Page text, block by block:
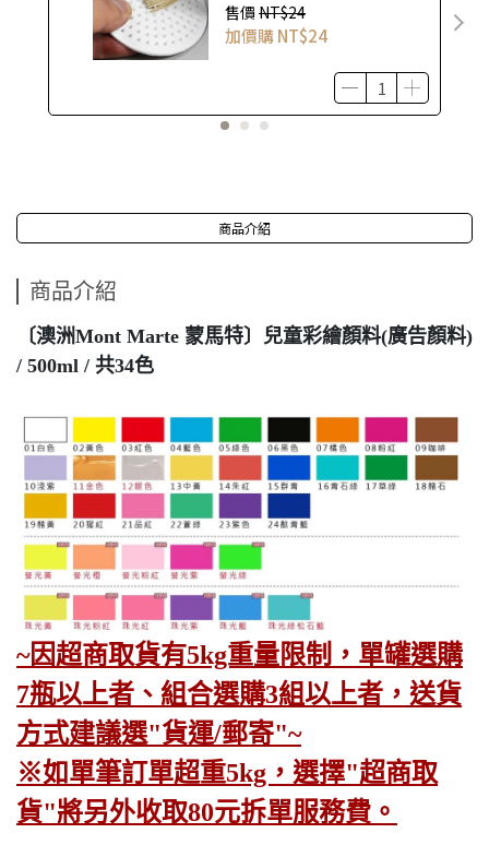
售價 NT$24
加價購NT$24
商品介紹
商品介紹
〔澳洲Mont Marte 蒙馬特〕兒童彩繪顏料(廣告顏料)
/ 500ml / 共34色
~因超商取貨有5kg重量限制，單罐選購
7瓶以上者、組合選購3組以上者，送貨
方式建議選"貨運/郵寄"~
※如單筆訂單超重5kg，選擇"超商取
貨"將另外收取80元拆單服務費。